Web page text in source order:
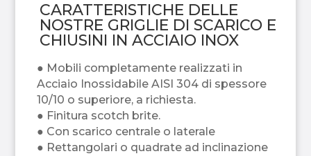
CARATTERISTICHE DELLE
NOSTRE GRIGLIE DI SCARICO E
CHIUSINI IN ACCIAIO INOX
● Mobili completamente realizzati in
Acciaio Inossidabile AISI 304 di spessore
10/10 o superiore, a richiesta.
● Finitura scotch brite.
● Con scarico centrale o laterale
● Rettangolari o quadrate ad inclinazione